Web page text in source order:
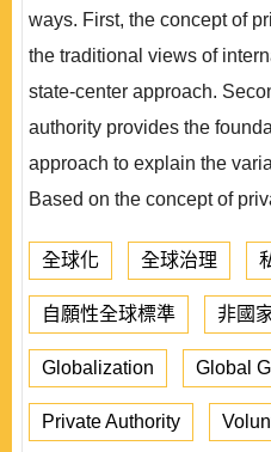
ways. First, the concept of
the traditional views of
state-center approach.
authority provides the
approach to explain the
Based on the concept of
全球化 全球治理
自願性全球標準 非國
Globalization Global
Private Authority